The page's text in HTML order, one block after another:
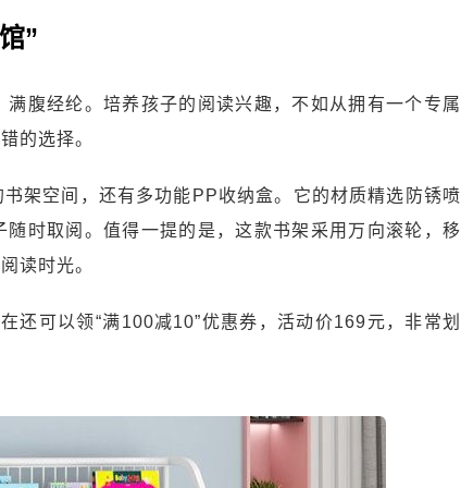
”
腹经纶。培养孩子的阅读兴趣，不如从拥有一个专属
的选择。
架空间，还有多功能PP收纳盒。它的材质精选防锈喷
时取阅。值得一提的是，这款书架采用万向滚轮，移
读时光。
还可以领“满100减10”优惠券，活动价169元，非常划